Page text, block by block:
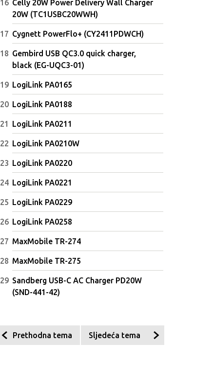
💻💼 Svestran i pouzdan, HP 15
idealan je izbor za svakodnevni
rad, učenje i multimediju.
Celly 20W Power Delivery Wall Charger
20W (TC1USBC20WWH)
Cygnett PowerFlo+ (CY2411PDWCH)
Gembird USB QC3.0 quick charger,
black (EG-UQC3-01)
LogiLink PA0165
LogiLink PA0188
LogiLink PA0211
LogiLink PA0210W
LogiLink PA0220
LogiLink PA0221
LogiLink PA0229
LogiLink PA0258
MaxMobile TR-274
MaxMobile TR-275
Sandberg USB-C AC Charger PD20W
(SND-441-42)
Prethodna tema Sljedeća tema